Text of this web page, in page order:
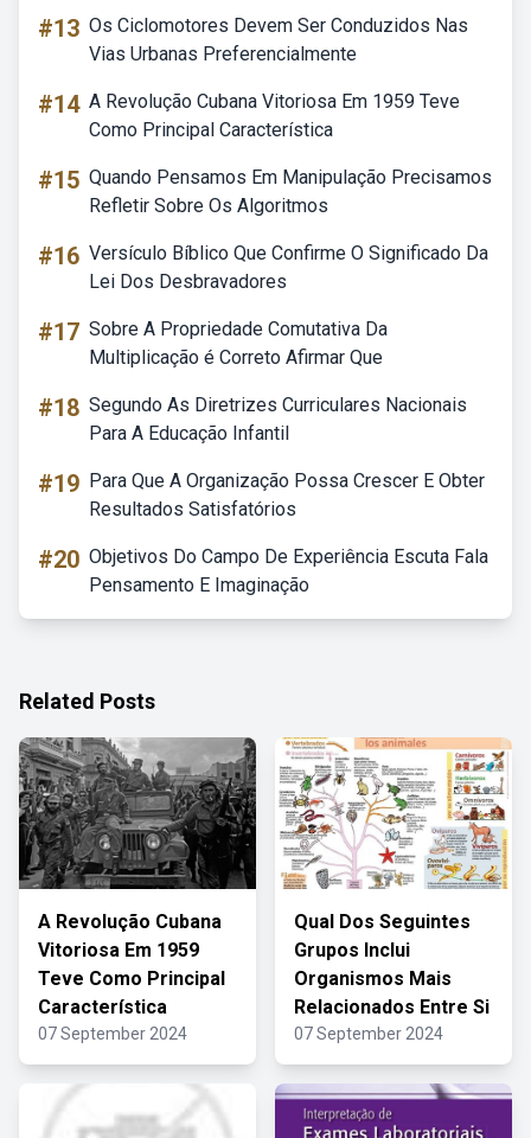
#13 Os Ciclomotores Devem Ser Conduzidos Nas
Vias Urbanas Preferencialmente
#14 A Revolução Cubana Vitoriosa Em 1959 Teve
Como Principal Característica
#15 Quando Pensamos Em Manipulação Precisamos
Refletir Sobre Os Algoritmos
#16 Versículo Bíblico Que Confirme O Significado Da
Lei Dos Desbravadores
#17 Sobre A Propriedade Comutativa Da
Multiplicação é Correto Afirmar Que
#18 Segundo As Diretrizes Curriculares Nacionais
Para A Educação Infantil
#19 Para Que A Organização Possa Crescer E Obter
Resultados Satisfatórios
#20 Objetivos Do Campo De Experiência Escuta Fala
Pensamento E Imaginação
Related Posts
A Revolução Cubana
Vitoriosa Em 1959
Teve Como Principal
Característica
07 September 2024
Qual Dos Seguintes
Grupos Inclui
Organismos Mais
Relacionados Entre Si
07 September 2024